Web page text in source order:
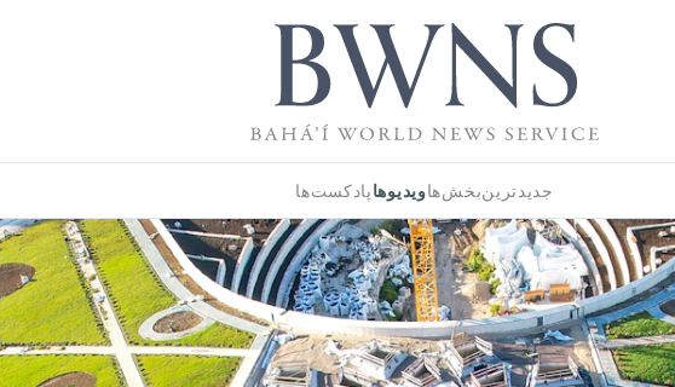
جدیدترینبخش‌هاویدیوهاپادکست‌ها